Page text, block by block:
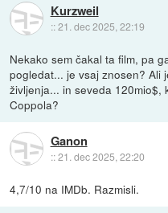
Kurzweil
::21. dec 2025, 22:19
Nekako sem čakal ta film, pa
pogledat... je vsaj znosen? Ali
življenja... in seveda 120mio$,
Coppola?
Ganon
::21. dec 2025, 22:20
4,7/10 na IMDb. Razmisli.